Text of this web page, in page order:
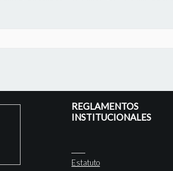
REGLAMENTOS
INSTITUCIONALES
Estatuto